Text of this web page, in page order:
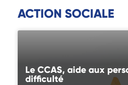
ACTION SOCIALE
Le CCAS, aide aux
difficulté